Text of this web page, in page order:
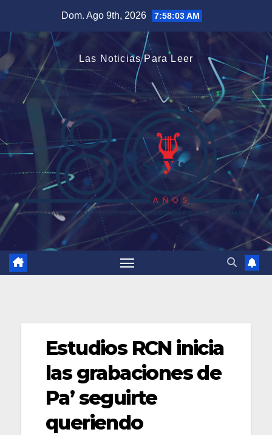
contenido
Dom. Ago 9th, 2026 7:58:04 AM
Las Noticias Para Leer
Estudios RCN inicia
las grabaciones de
Pa’ seguirte
queriendo